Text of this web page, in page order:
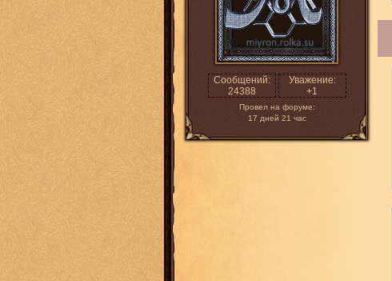
Сообщений:
24388
Уважение:
+1
Провел на форуме:
17 дней 21 час